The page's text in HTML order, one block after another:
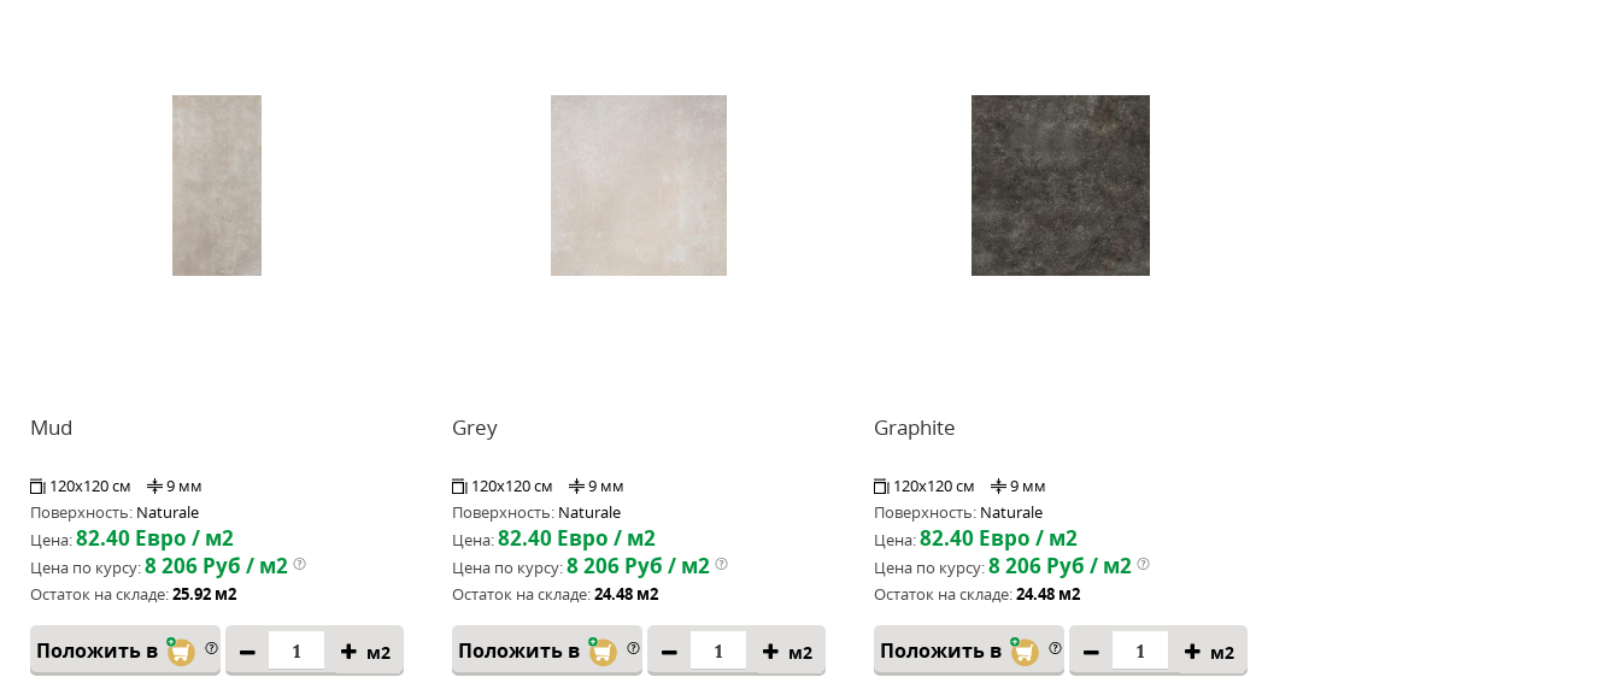
Mud
120x120 см
9 мм
Поверхность: Naturale
Цена:82.40 Евро / м2
Цена по курсу:8 206 Руб / м2
Остаток на складе:25.92 м2
Положить в м2
Grey
120x120 см
9 мм
Поверхность: Naturale
Цена:82.40 Евро / м2
Цена по курсу:8 206 Руб / м2
Остаток на складе:24.48 м2
Положить в м2
Graphite
120x120 см
9 мм
Поверхность: Naturale
Цена:82.40 Евро / м2
Цена по курсу:8 206 Руб / м2
Остаток на складе:24.48 м2
Положить в м2